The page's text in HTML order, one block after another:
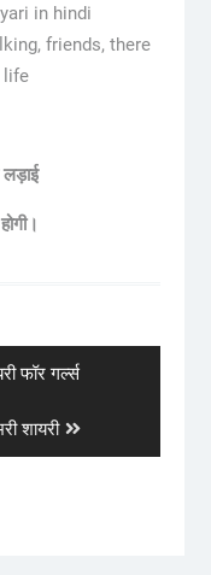
in hindi
friends, there
life
फॉर गर्ल्स
शायरी